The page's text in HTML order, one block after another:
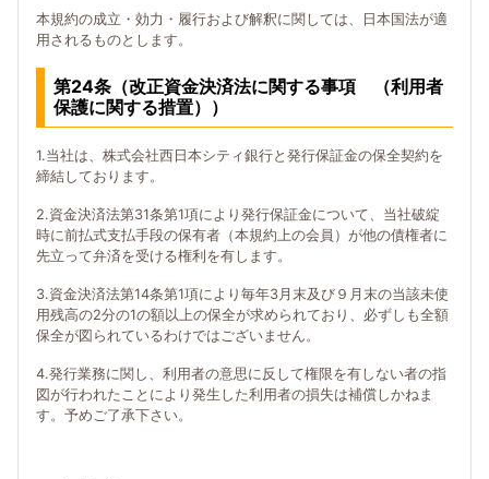
本規約の成立・効力・履行および解釈に関しては、日本国法が適
用されるものとします。
第24条（改正資金決済法に関する事項 （利用者
保護に関する措置））
1.当社は、株式会社西日本シティ銀行と発行保証金の保全契約を
締結しております。
2.資金決済法第31条第1項により発行保証金について、当社破綻
時に前払式支払手段の保有者（本規約上の会員）が他の債権者に
先立って弁済を受ける権利を有します。
3.資金決済法第14条第1項により毎年3月末及び９月末の当該未使
用残高の2分の1の額以上の保全が求められており、必ずしも全額
保全が図られているわけではございません。
4.発行業務に関し、利用者の意思に反して権限を有しない者の指
図が行われたことにより発生した利用者の損失は補償しかねま
す。予めご了承下さい。